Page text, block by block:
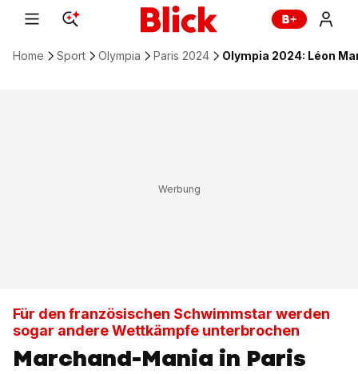
Home Sport Olympia Paris 2024 Olympia 2024: Léon
Für den französischen Schwimmstar werden
sogar andere Wettkämpfe unterbrochen
Marchand-Mania in Paris